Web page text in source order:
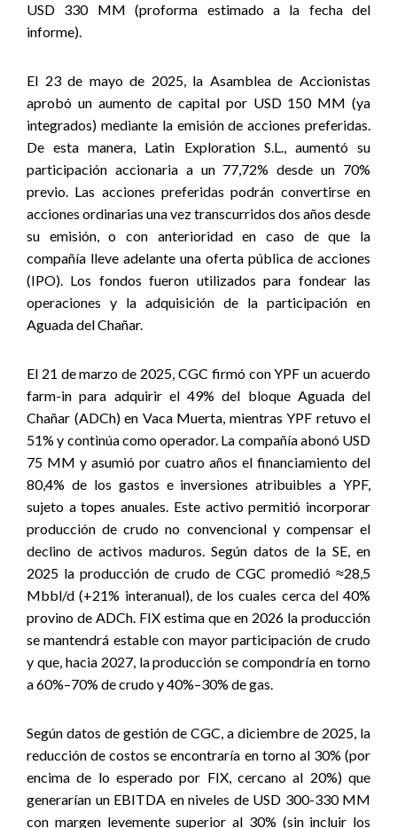
USD 330 MM (proforma estimado a la fecha del
informe).
El 23 de mayo de 2025, la Asamblea de Accionistas
aprobó un aumento de capital por USD 150 MM (ya
integrados) mediante la emisión de acciones preferidas.
De esta manera, Latin Exploration S.L., aumentó su
participación accionaria a un 77,72% desde un 70%
previo. Las acciones preferidas podrán convertirse en
acciones ordinarias una vez transcurridos dos años desde
su emisión, o con anterioridad en caso de que la
compañía lleve adelante una oferta pública de acciones
(IPO). Los fondos fueron utilizados para fondear las
operaciones y la adquisición de la participación en
Aguada del Chañar.
El 21 de marzo de 2025, CGC firmó con YPF un acuerdo
farm-in para adquirir el 49% del bloque Aguada del
Chañar (ADCh) en Vaca Muerta, mientras YPF retuvo el
51% y continúa como operador. La compañía abonó USD
75 MM y asumió por cuatro años el financiamiento del
80,4% de los gastos e inversiones atribuibles a YPF,
sujeto a topes anuales. Este activo permitió incorporar
producción de crudo no convencional y compensar el
declino de activos maduros. Según datos de la SE, en
2025 la producción de crudo de CGC promedió ≈28,5
Mbbl/d (+21% interanual), de los cuales cerca del 40%
provino de ADCh. FIX estima que en 2026 la producción
se mantendrá estable con mayor participación de crudo
y que, hacia 2027, la producción se compondría en torno
a 60%–70% de crudo y 40%–30% de gas.
Según datos de gestión de CGC, a diciembre de 2025, la
reducción de costos se encontraría en torno al 30% (por
encima de lo esperado por FIX, cercano al 20%) que
generarían un EBITDA en niveles de USD 300-330 MM
con margen levemente superior al 30% (sin incluir los